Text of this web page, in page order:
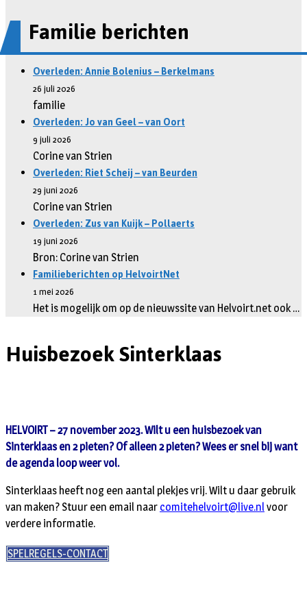
Familie berichten
Overleden: Annie Bolenius – Berkelmans
26 juli 2026
familie
Overleden: Jo van Geel – van Oort
9 juli 2026
Corine van Strien
Overleden: Riet Scheij – van Beurden
29 juni 2026
Corine van Strien
Overleden: Zus van Kuijk – Pollaerts
19 juni 2026
Bron: Corine van Strien
Familieberichten op HelvoirtNet
1 mei 2026
Het is mogelijk om op de nieuwssite van Helvoirt.net ook …
Huisbezoek Sinterklaas
HELVOIRT – 27 november 2023. Wilt u een huisbezoek van
Sinterklaas en 2 pieten? Of alleen 2 pieten? Wees er snel bij want
de agenda loop weer vol.
Sinterklaas heeft nog een aantal plekjes vrij. Wilt u daar gebruik
van maken? Stuur een email naar comitehelvoirt@live.nl voor
verdere informatie.
SPELREGELS-CONTACT